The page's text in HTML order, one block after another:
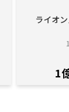
ライオ
1